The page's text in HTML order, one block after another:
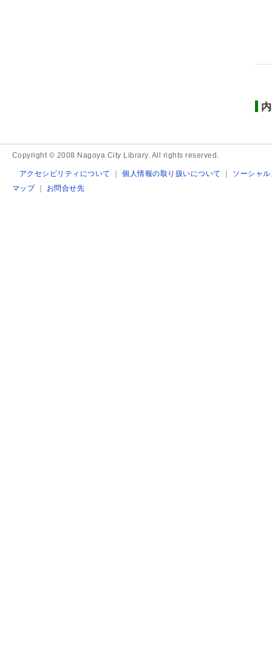
Copyright © 2008 Nagoya City Library. All rights reserved.
アクセシビリティについて ｜個人情報の取り扱いについて ｜ ソーシャ
マップ｜ お問合せ先